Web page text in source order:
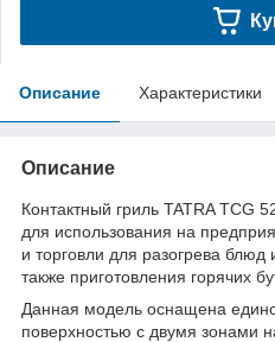
Описание Характеристики
Описание
Контактный гриль TATRA TCG
для использования на
и торговли для разогрева
также приготовления горячих
Данная модель оснащена
поверхностью с двумя зонами